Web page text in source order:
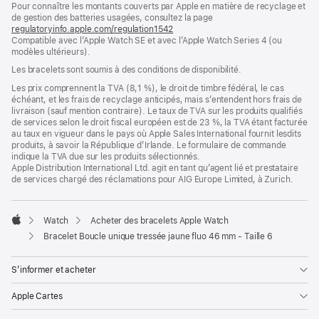
une
nouvelle
fenêtre)
Pour connaître les montants couverts par Apple en matière de recyclage et
de gestion des batteries usagées, consultez la page
regulatoryinfo.apple.com/regulation1542
dans
nouvelle
fenêtre)
Compatible avec l’Apple Watch SE et avec l’Apple Watch Series 4 (ou
modèles ultérieurs).
Les bracelets sont soumis à des conditions de disponibilité.
Les prix comprennent la TVA (8,1 %), le droit de timbre fédéral, le cas
échéant, et les frais de recyclage anticipés, mais s’entendent hors frais de
livraison (sauf mention contraire). Le taux de TVA sur les produits qualifiés
de services selon le droit fiscal européen est de 23 %, la TVA étant facturée
au taux en vigueur dans le pays où Apple Sales International fournit lesdits
produits, à savoir la République d’Irlande. Le formulaire de commande
indique la TVA due sur les produits sélectionnés.
Apple Distribution International Ltd. agit en tant qu’agent lié et prestataire
de services chargé des réclamations pour AIG Europe Limited, à Zurich.
Apple
Watch
Acheter des bracelets Apple Watch
Bracelet Boucle unique tressée jaune fluo 46 mm - Taille 6
S’informer et acheter
Apple Cartes